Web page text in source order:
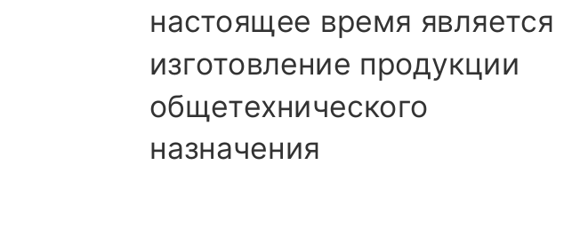
настоящее время является
изготовление продукции
общетехнического
назначения